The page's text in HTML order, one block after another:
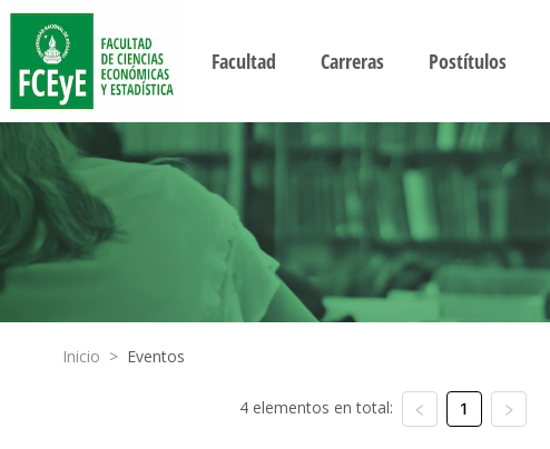
Facultad Carreras Postítulos
Inicio > Eventos
4 elementos en total: 1